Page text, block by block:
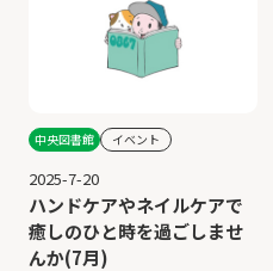
中央図書館 イベント
2025-7-20
ハンドケアやネイルケアで
癒しのひと時を過ごしませ
んか(7月)